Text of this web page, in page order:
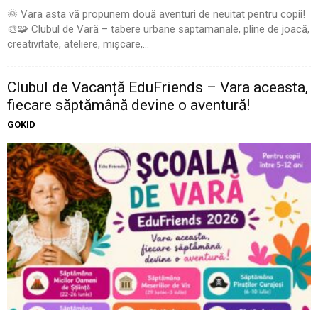
🌞 Vara asta vă propunem două aventuri de neuitat pentru copii!
🎨🧩 Clubul de Vară – tabere urbane saptamanale, pline de joacă,
creativitate, ateliere, mișcare,...
Clubul de Vacanță EduFriends – Vara aceasta,
fiecare săptămână devine o aventură!
GOKID